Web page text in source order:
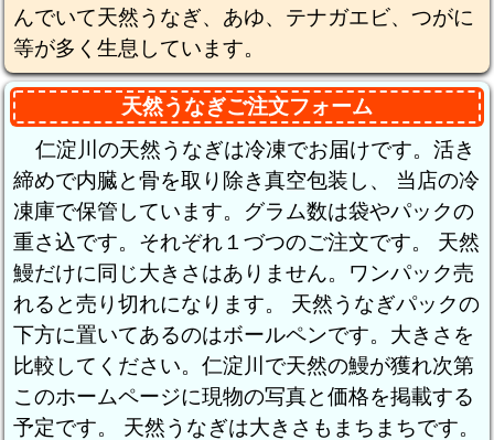
んでいて天然うなぎ、あゆ、テナガエビ、つがに
等が多く生息しています。
天然うなぎご注文フォーム
仁淀川の天然うなぎは冷凍でお届けです。活き
締めで内臓と骨を取り除き真空包装し、 当店の冷
凍庫で保管しています。グラム数は袋やパックの
重さ込です。それぞれ１づつのご注文です。 天然
鰻だけに同じ大きさはありません。ワンパック売
れると売り切れになります。 天然うなぎパックの
下方に置いてあるのはボールペンです。大きさを
比較してください。仁淀川で天然の鰻が獲れ次第
このホームページに現物の写真と価格を掲載する
予定です。 天然うなぎは大きさもまちまちです。